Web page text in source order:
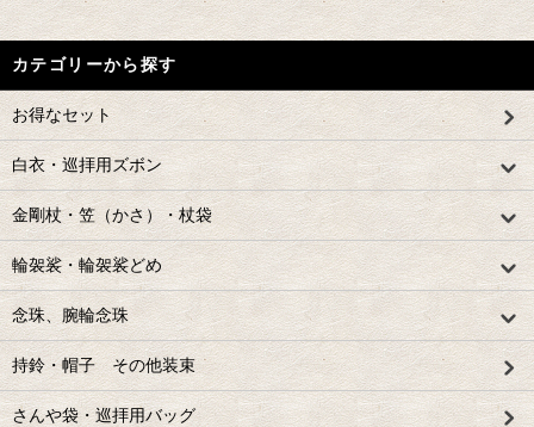
カテゴリーから探す
お得なセット
白衣・巡拝用ズボン
金剛杖・笠（かさ）・杖袋
輪袈裟・輪袈裟どめ
念珠、腕輪念珠
持鈴・帽子 その他装束
さんや袋・巡拝用バッグ